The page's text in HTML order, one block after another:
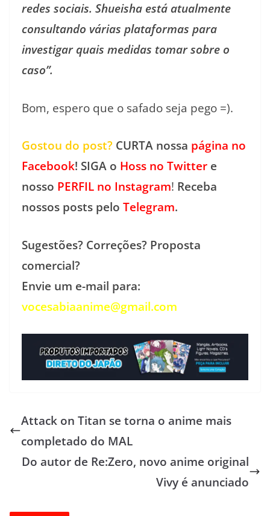
redes sociais. Shueisha está atualmente
consultando várias plataformas para
investigar quais medidas tomar sobre o
caso”.
Bom, espero que o safado seja pego =).
Gostou do post? CURTA nossa página no
Facebook! SIGA o Hoss no Twitter e
nosso PERFIL no Instagram! Receba
nossos posts pelo Telegram.
Sugestões? Correções? Proposta
comercial?
Envie um e-mail para:
vocesabiaanime@gmail.com
Attack on Titan se torna o anime mais
completado do MAL
Do autor de Re:Zero, novo anime original
Vivy é anunciado